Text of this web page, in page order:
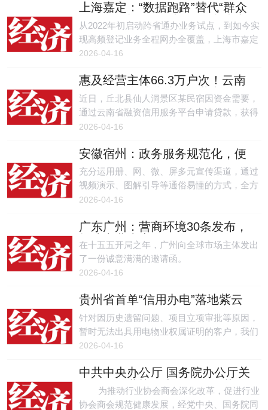
以书面形式立下行业自律承诺规范。
上海嘉定：“数据跑路”替代“群众
跑腿”，“嘉e登”跑出便民“嘉速度”
从2022年初启动跨省通办业务试点，到如今实
现高频登记业务全程网办全覆盖，上海市嘉定
区自然资源确权登记事务中心嘉e登线上登记
产登记服务改革，让企业和群众切实感受到了
办事像网购一样方便的新体验。
2026-04-16
惠及经营主体66.3万户次！云南
融信服平台精准破解经营主体融
资难题
近日，丘北县仙人洞景区某民宿因资金需要，
通过云南省融资信用服务平台申请贷款，获得
银行350万元信用贷款，解了燃眉之急。
2026-04-16
安徽宿州：政务服务规范化，便
民利企再升级
充分运用册、网、微、屏多元宣传渠道，通过
视频演示、图解引导等通俗易懂的方式，全方
位开展政策宣传与办事指引，让政策信息更易
精准高效的服务指引。
2026-04-16
广东广州：营商环境30条发布，
打造产业生态最好、政务服务最
优、综合成本最低的营商环境高
地
在十五五开局之年，广州向全球市场主体发出
了一份诚意满满的邀请函。
2026-04-16
贵州省首单“信用办电”落地紫云
针对因历史遗留问题、项目立项审批等原因，
暂时无法出具用电物业权属证明的客户，我们
创新推出‘信用办电’服务。
2026-04-16
中共中央办公厅 国务院办公厅关
于推动行业协会商会深化改革的
意见
为推动行业协会商会深化改革，促进行业
协会商会规范健康发展，经党中央、国务院同